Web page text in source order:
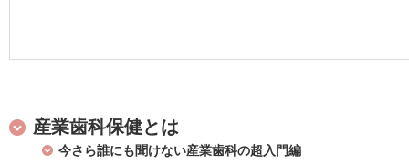
産業歯科保健とは
今さら誰にも聞けない産業歯科の超入門編